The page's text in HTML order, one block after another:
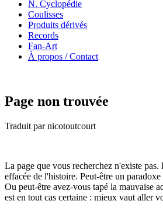
N. Cyclopédie
Coulisses
Produits dérivés
Records
Fan-Art
À propos / Contact
Page non trouvée
Traduit par nicotoutcourt
La page que vous recherchez n'existe pas.
effacée de l'histoire. Peut-être un
Ou peut-être avez-vous tapé la mauvaise
est en tout cas certaine : mieux vaut aller